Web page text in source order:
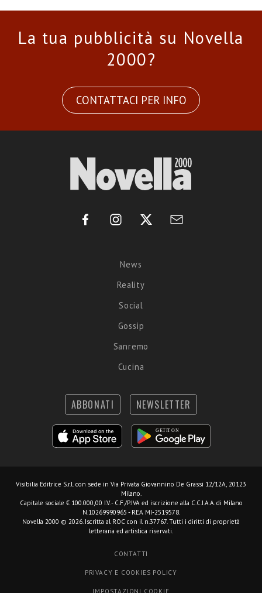
La tua pubblicità su Novella
2000?
CONTATTACI PER INFO
News
Reality
Social
Gossip
Sanremo
Cucina
ABBONATI NEWSLETTER
Visibilia Editrice S.r.l. con sede in Via Privata Giovannino De Grassi 12/12A, 20123
Milano.
Capitale sociale € 100.000,00 I.V. - C.F./P.IVA ed iscrizione alla C.C.I.A.A. di Milano
N.10269990965 - REA MI-2519578.
Novella 2000 © 2026. Iscritta al ROC con il n.37767. Tutti i diritti di proprietà
letteraria ed artistica riservati.
CONTATTI
PRIVACY E COOKIES POLICY